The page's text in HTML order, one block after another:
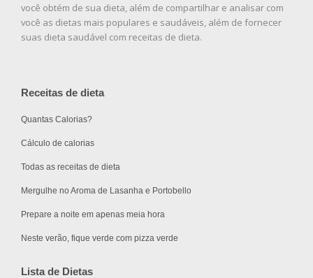
você obtém de sua dieta, além de compartilhar e analisar com
você as dietas mais populares e saudáveis, além de fornecer
suas dieta saudável com receitas de dieta.
Receitas de dieta
Quantas Calorias?
Cálculo de calorias
Todas as receitas de dieta
Mergulhe no Aroma de Lasanha e Portobello
Prepare a noite em apenas meia hora
Neste verão, fique verde com pizza verde
Lista de Dietas